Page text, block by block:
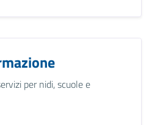
per nidi, scuole e